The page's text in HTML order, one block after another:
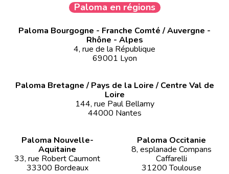
Paloma en régions
Paloma Bourgogne - Franche Comté / Auvergne -
Rhône - Alpes
4, rue de la République
69001 Lyon
Paloma Bretagne / Pays de la Loire / Centre Val de
Loire
144, rue Paul Bellamy
44000 Nantes
Paloma Nouvelle-
Aquitaine
33, rue Robert Caumont
33300 Bordeaux
Paloma Occitanie
8, esplanade Compans
Caffarelli
31200 Toulouse